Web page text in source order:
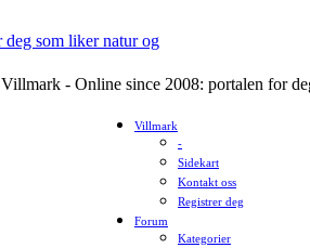
Villmark - Online since 2008: portalen for
Villmark
-
Sidekart
Kontakt oss
Registrer deg
Forum
Kategorier